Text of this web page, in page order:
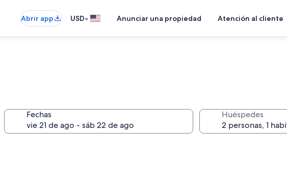
Abrir app USD• Anunciar una propiedad Atención al cliente
Fechas Huéspedes